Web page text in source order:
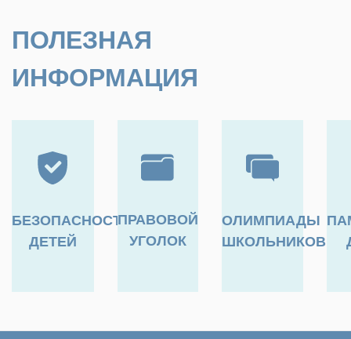
ПОЛЕЗНАЯ
ИНФОРМАЦИЯ
БЕЗОПАСНОСТЬ
ДЕТЕЙ
ПРАВОВОЙ
УГОЛОК
ОЛИМПИАДЫ
ШКОЛЬНИКОВ